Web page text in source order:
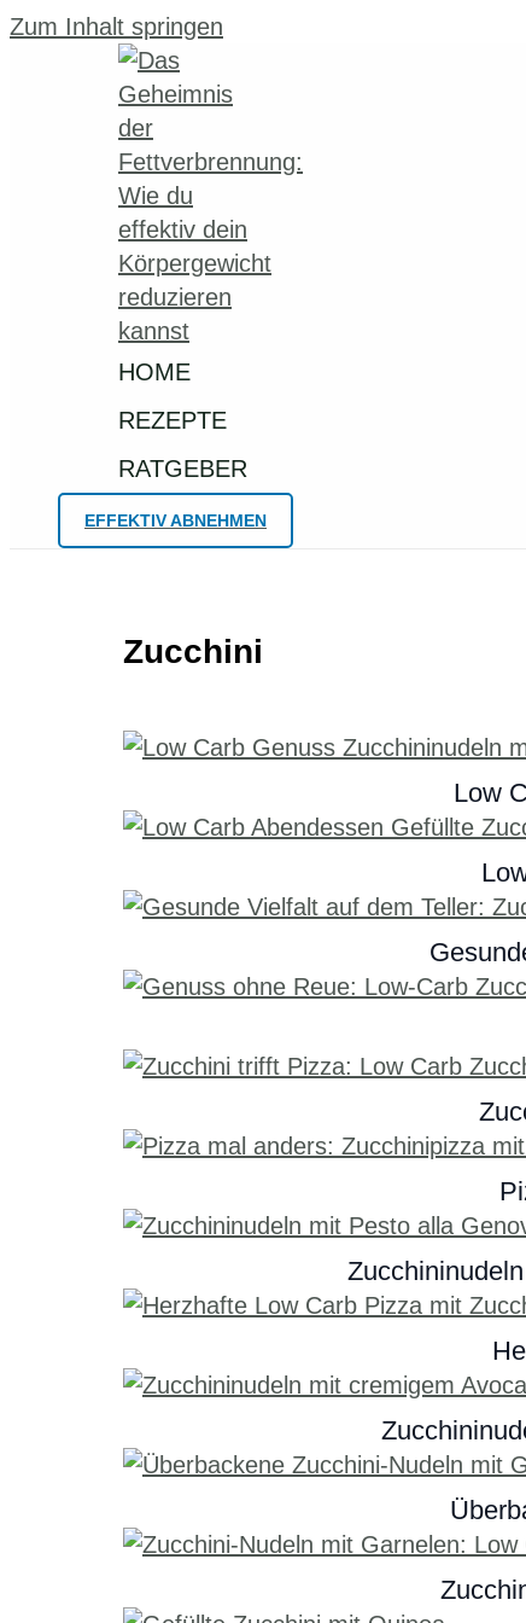
Zum Inhalt springen
HOME
REZEPTE
RATGEBER
EFFEKTIV ABNEHMEN
Zucchini
Low